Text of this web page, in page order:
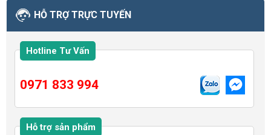
HỖ TRỢ TRỰC TUYẾN
Hotline Tư Vấn
0971 833 994
Hỗ trợ sản phẩm